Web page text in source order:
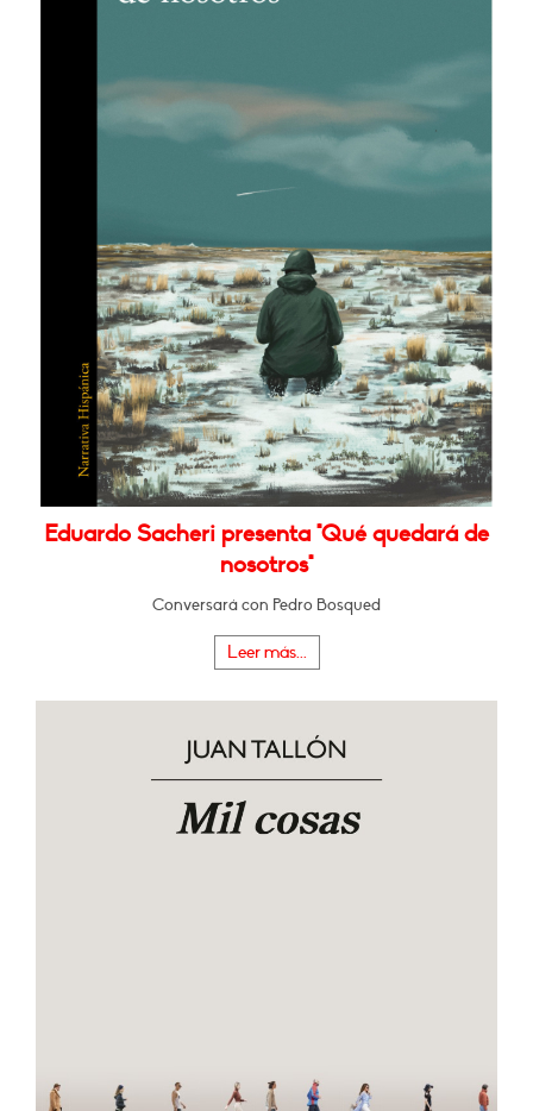
Eduardo Sacheri presenta "Qué quedará de
nosotros"
Conversará con Pedro Bosqued
Leer más...